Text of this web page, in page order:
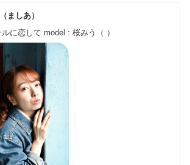
ましあ）
に恋して model : 桜みう（ ）